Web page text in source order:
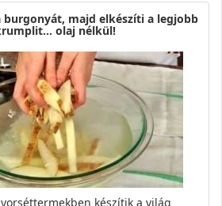
burgonyát, majd elkészíti a legjobb
olaj nélkül!
készítik a világ